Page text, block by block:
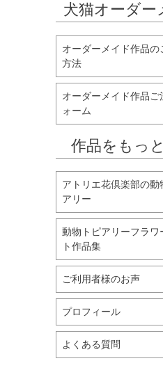
犬猫オーダー
オーダーメイド作品の
方法
オーダーメイド作品ご
ォーム
作品をもっ
アトリエ花倶楽部の動
アリー
動物トピアリーフラワ
ト作品集
ご利用者様のお声
プロフィール
よくある質問